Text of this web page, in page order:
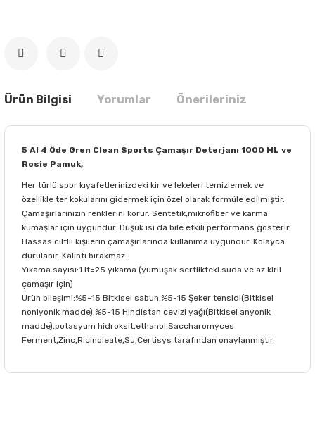
Ürün Bilgisi Yorumlar Önerileriniz
5 Al 4 Öde Gren Clean Sports Çamaşır Deterjanı 1000 ML ve
Rosie Pamuk,
Her türlü spor kıyafetlerinizdeki kir ve lekeleri temizlemek ve
özellikle ter kokularını gidermek için özel olarak formüle edilmiştir.
Çamaşırlarınızın renklerini korur. Sentetik,mikrofiber ve karma
kumaşlar için uygundur. Düşük ısı da bile etkili performans gösterir.
Hassas ciltlli kişilerin çamaşırlarında kullanıma uygundur. Kolayca
durulanır. Kalıntı bırakmaz.
Yıkama sayısı:1 lt=25 yıkama (yumuşak sertlikteki suda ve az kirli
çamaşır için)
Ürün bileşimi:%5-15 Bitkisel sabun,%5-15 Şeker tensidi(Bitkisel
noniyonik madde),%5-15 Hindistan cevizi yağı(Bitkisel anyonik
madde),potasyum hidroksit,ethanol,Saccharomyces
Ferment,Zinc,Ricinoleate,Su,Certisys tarafından onaylanmıştır.